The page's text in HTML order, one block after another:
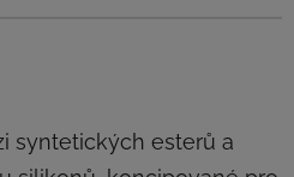
syntetických esterů a